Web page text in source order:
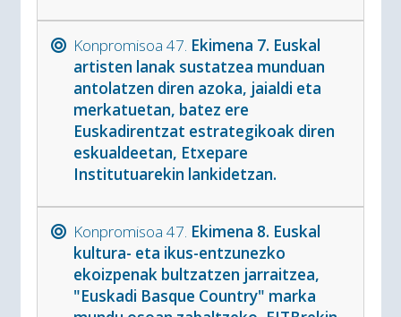
Konpromisoa 47. Ekimena 7. Euskal
artisten lanak sustatzea munduan
antolatzen diren azoka, jaialdi eta
merkatuetan, batez ere
Euskadirentzat estrategikoak diren
eskualdeetan, Etxepare
Institutuarekin lankidetzan.
Konpromisoa 47. Ekimena 8. Euskal
kultura- eta ikus-entzunezko
ekoizpenak bultzatzen jarraitzea,
"Euskadi Basque Country" marka